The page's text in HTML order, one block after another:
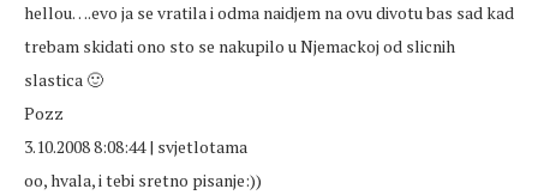
hellou….evo ja se vratila i odma naidjem na ovu divotu bas sad kad
trebam skidati ono sto se nakupilo u Njemackoj od slicnih
slastica 🙂
Pozz
3.10.2008 8:08:44 | svjetlotama
oo, hvala, i tebi sretno pisanje:))